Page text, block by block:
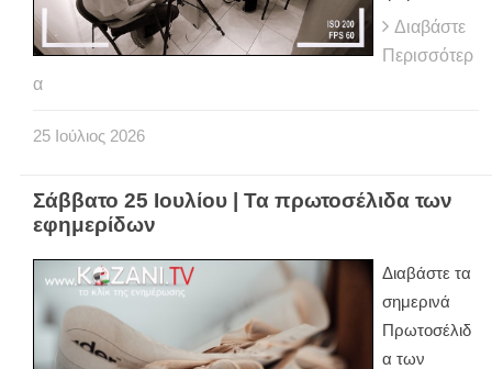
Διαβάστε
Περισσότερ
α
25 Ιούλιος 2026
Σάββατο 25 Ιουλίου | Τα πρωτοσέλιδα των
εφημερίδων
Διαβάστε τα
σημερινά
Πρωτοσέλιδ
α των